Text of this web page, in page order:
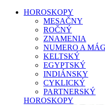
HOROSKOPY
MESAČNY
ROČNÝ
ZNAMENIA
NUMERO A
KELTSKÝ
EGYPTSKÝ
INDIÁNSKY
CYKLICKÝ
PARTNERSKÝ
HOROSKOPY